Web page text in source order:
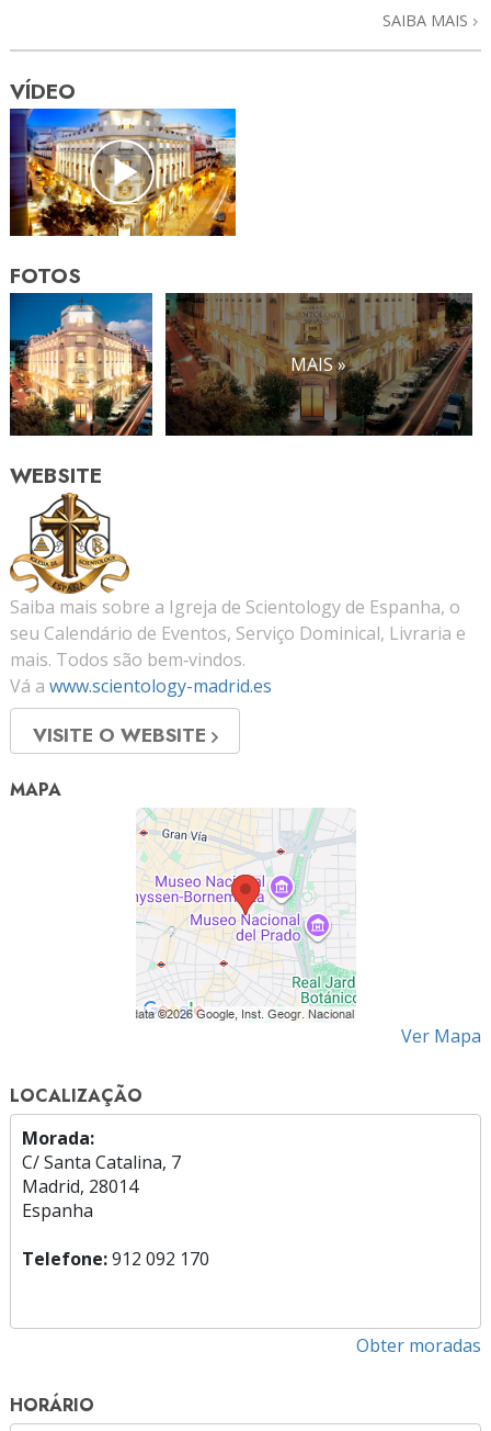
SAIBA MAIS
VÍDEO
FOTOS
MAIS »
WEBSITE
Saiba mais sobre a Igreja de Scientology de Espanha, o
seu Calendário de Eventos, Serviço Dominical, Livraria e
mais. Todos são bem‑vindos.
Vá a www.scientology-madrid.es
VISITE O WEBSITE
MAPA
Ver Mapa
LOCALIZAÇÃO
Morada:
C/ Santa Catalina, 7
Madrid, 28014
Espanha
Telefone:912 092 170
Obter moradas
HORÁRIO